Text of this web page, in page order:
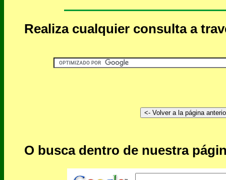
Realiza cualquier consulta a
O busca dentro de nuestra